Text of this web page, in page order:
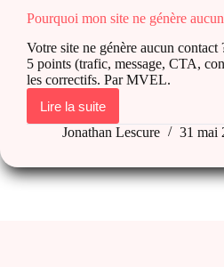
Pourquoi mon site ne génère
Votre site ne génère aucun contact
5 points (trafic, message, CTA,
les correctifs. Par MVEL.
Lire la suite
Pourquoi
mon
génère
Jonathan Lescure 31 mai